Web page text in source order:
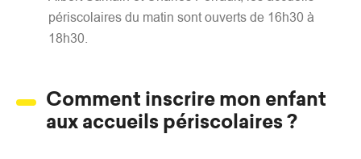
périscolaires du matin sont ouverts de 16h30 à
18h30.
Comment inscrire mon enfant
aux accueils périscolaires ?